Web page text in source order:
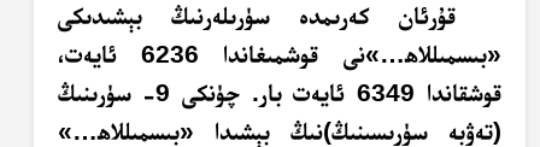
قۇرئان كەرىمدە سۈرىلەرنىڭ بېشىدىكى
«بىسمىللاھ…»نى قوشمىغاندا 6236 ئايەت،
قوشقاندا 6349 ئايەت بار. چۈنكى 9- سۈرىنىڭ
(تەۋبە سۈرىسىنىڭ)نىڭ بېشىدا «بىسمىللاھ…»